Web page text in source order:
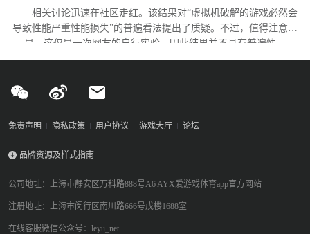
相关讨论迅速在社区走红。该结果对“虚拟机破解的游戏必然会
导致性能严重性能损失”的普遍看法提出了质疑。不过，值得注意的
是，这仅是一次网友的自行实验，因此结果并不具有普遍性。
免责声明 隐私政策 用户协议 游戏大厅 论坛
品牌资源及样式指南
公司地址：上海市静安区万科路888号A6 AYX爱游戏体育app官方网站
注册地址：上海市闵行区南川路666号戊楼1688室
在线客服微信公众号：leyu_net